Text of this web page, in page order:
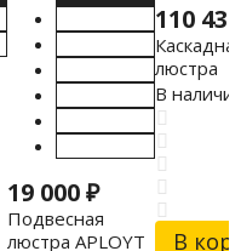
19 000₽
Подвесная
люстра APLOYT
110
люстра
В
В